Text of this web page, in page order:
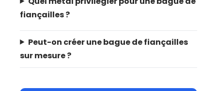
fiançailles ?
Peut-on créer une bague de fiançailles
sur mesure ?